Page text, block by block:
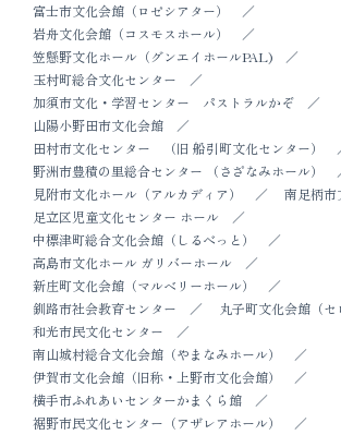
富士市文化会館（ロゼシアター）
岩舟文化会館（コスモスホール）
笠懸野文化ホール（グンエイホールPAL)
玉村町総合文化センター
加須市文化・学習センター パストラルかぞ
山陽小野田市文化会館
田村市文化センター （旧 船引町文化センター）
野洲市豊積の里総合センター （さざなみホール）
見附市文化ホール（アルカディア）
南足柄市
足立区児童文化センター ホール
中標津町総合文化会館（しるべっと）
高島市文化ホール ガリバーホール
新庄町文化会館（マルベリーホール）
釧路市社会教育センター
丸子町文化会館（セ
和光市民文化センター
南山城村総合文化会館（やまなみホール）
伊賀市文化会館（旧称・上野市文化会館）
横手市ふれあいセンターかまくら館
裾野市民文化センター（アザレアホール）